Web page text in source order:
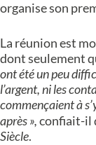
organise son
La réunion est
dont seulement
ont été un peu
l’argent, ni les
commençaient à
après »,confiait-il
Siècle.